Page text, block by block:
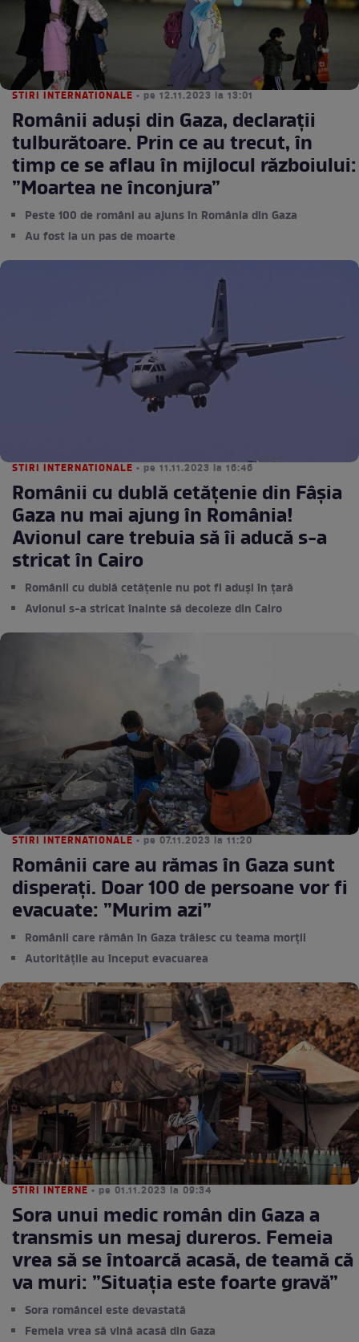
STIRI INTERNATIONALE • pe 12.11.2023 la 13:01
Românii aduși din Gaza, declarații
tulburătoare. Prin ce au trecut, în
timp ce se aflau în mijlocul războiului:
”Moartea ne înconjura”
Peste 100 de români au ajuns în România din Gaza
Au fost la un pas de moarte
STIRI INTERNATIONALE • pe 11.11.2023 la 16:46
Românii cu dublă cetățenie din Fâșia
Gaza nu mai ajung în România!
Avionul care trebuia să îi aducă s-a
stricat în Cairo
Românii cu dublă cetățenie nu pot fi aduși în țară
Avionul s-a stricat înainte să decoleze din Cairo
STIRI INTERNATIONALE • pe 07.11.2023 la 11:20
Românii care au rămas în Gaza sunt
disperați. Doar 100 de persoane vor fi
evacuate: ”Murim azi”
Românii care rămân în Gaza trăiesc cu teama morții
Autoritățile au început evacuarea
STIRI INTERNE • pe 01.11.2023 la 09:34
Sora unui medic român din Gaza a
transmis un mesaj dureros. Femeia
vrea să se întoarcă acasă, de teamă că
va muri: ”Situaţia este foarte gravă”
Sora româncei este devastată
Femeia vrea să vină acasă din Gaza